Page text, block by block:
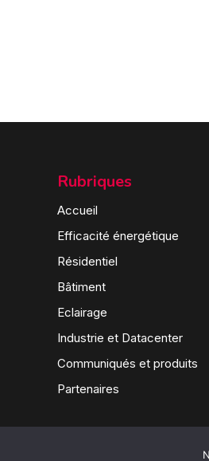
Rubriques
Accueil
Efficacité énergétique
Résidentiel
Bâtiment
Eclairage
Industrie et Datacenter
Communiqués et produits
Partenaires